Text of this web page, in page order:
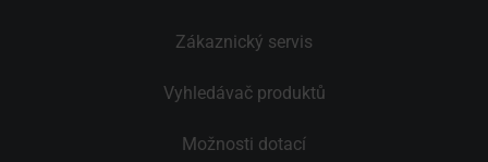
Zákaznický servis
Vyhledávač produktů
Možnosti dotací